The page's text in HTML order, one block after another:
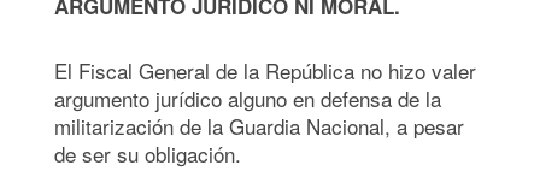
ARGUMENTO JURÍDICO NI MORAL.
El Fiscal General de la República no hizo valer
argumento jurídico alguno en defensa de la
militarización de la Guardia Nacional, a pesar
de ser su obligación.